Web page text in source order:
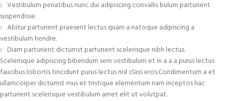
Vestibulum penatibus nunc dui adipiscing convallis bulum parturient
suspendisse.
Abitur parturient praesent lectus quam a natoque adipiscing a
vestibulum hendre.
Diam parturient dictumst parturient scelerisque nibh lectus.
Scelerisque adipiscing bibendum sem vestibulum et in a a a purus lectus
faucibus lobortis tincidunt purus lectus nisl class eros.Condimentum a et
ullamcorper dictumst mus et tristique elementum nam inceptos hac
parturient scelerisque vestibulum amet elit ut volutpat.